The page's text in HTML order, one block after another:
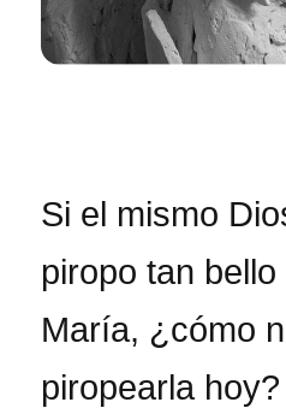
Si el mismo
piropo tan
María, ¿cómo
piropearla hoy?